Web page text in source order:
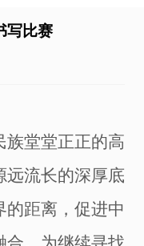
写比赛
族堂堂正正的高
远流长的深厚底
距离，促进中